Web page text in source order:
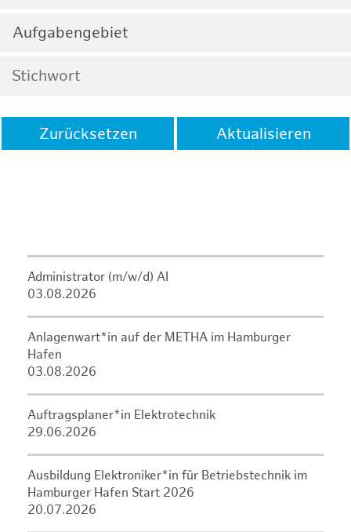
Aufgabengebiet
Zurücksetzen Aktualisieren
Administrator (m/w/d) AI
03.08.2026
Anlagenwart*in auf der METHA im Hamburger
Hafen
03.08.2026
Auftragsplaner*in Elektrotechnik
29.06.2026
Ausbildung Elektroniker*in für Betriebstechnik im
Hamburger Hafen Start 2026
20.07.2026